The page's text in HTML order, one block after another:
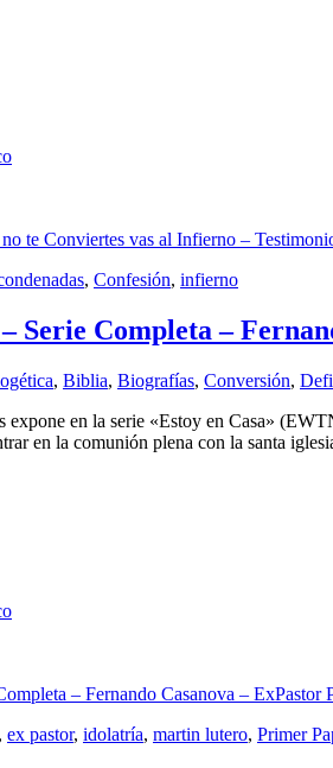
te Conviertes vas al Infierno –
, Confesión, infierno
Serie Completa –
, Biblia, Biografías, Conversión,
expone en la serie «Estoy en Casa»
en la comunión plena con la santa
– Fernando Casanova – ExPastor
, ex pastor, idolatría, martin lutero, Primer